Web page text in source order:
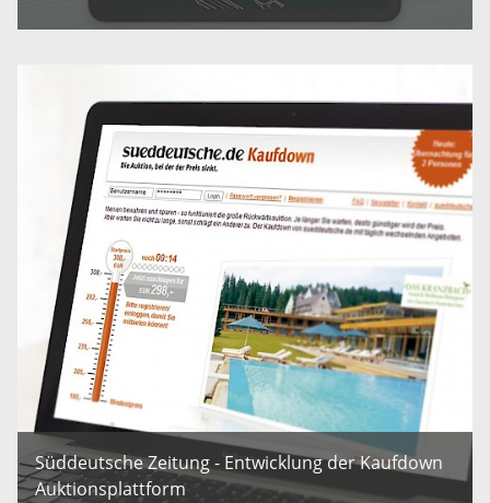
Süddeutsche Zeitung - Entwicklung der Kaufdown
Auktionsplattform